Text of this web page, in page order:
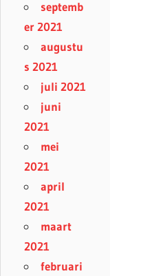
septemb
er 2021
augustu
s 2021
juli 2021
juni
2021
mei
2021
april
2021
maart
2021
februari